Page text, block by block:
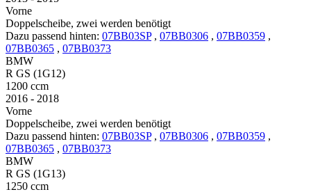
Vorne
Doppelscheibe, zwei werden benötigt
Dazu passend hinten: 07BB03SP , 07BB0306 , 07BB0359 ,
07BB0365 , 07BB0373
BMW
R GS (1G12)
1200 ccm
2016 - 2018
Vorne
Doppelscheibe, zwei werden benötigt
Dazu passend hinten: 07BB03SP , 07BB0306 , 07BB0359 ,
07BB0365 , 07BB0373
BMW
R GS (1G13)
1250 ccm